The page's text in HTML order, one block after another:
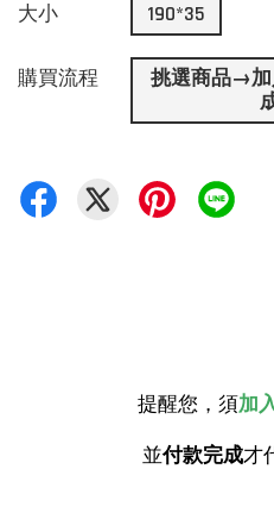
大小 190*35
購買流程
挑選商品→加
提醒您，須加
並付款完成才